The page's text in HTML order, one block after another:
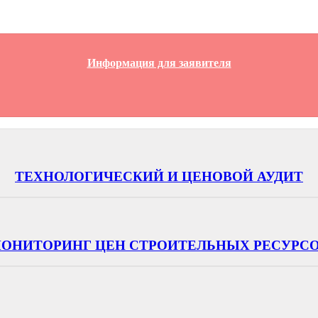
Информация для заявителя
ТЕХНОЛОГИЧЕСКИЙ И ЦЕНОВОЙ АУДИТ
ЦЕН СТРОИТЕЛЬНЫХ